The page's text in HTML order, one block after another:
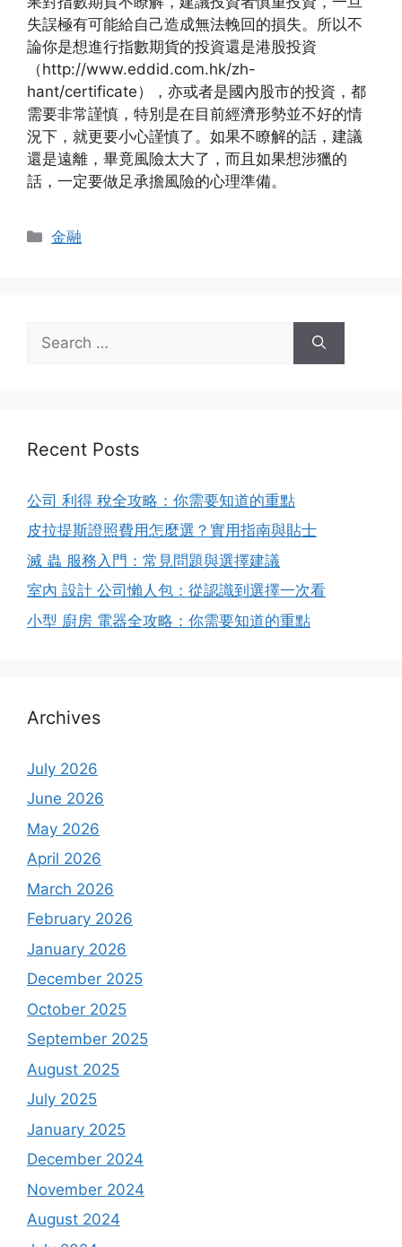
失誤極有可能給自己造成無法輓回的損失。所以不
論你是想進行指數期貨的投資還是港股投資
（http://www.eddid.com.hk/zh-
hant/certificate），亦或者是國內股市的投資，都
需要非常謹慎，特別是在目前經濟形勢並不好的情
況下，就更要小心謹慎了。如果不瞭解的話，建議
還是遠離，畢竟風險太大了，而且如果想涉獵的
話，一定要做足承擔風險的心理準備。
Categories
金融
for:
Recent Posts
公司 利得 稅全攻略：你需要知道的重點
皮拉提斯證照費用怎麼選？實用指南與貼士
滅 蟲 服務入門：常見問題與選擇建議
室內 設計 公司懶人包：從認識到選擇一次看
小型 廚房 電器全攻略：你需要知道的重點
Archives
July 2026
June 2026
May 2026
April 2026
March 2026
February 2026
January 2026
December 2025
October 2025
September 2025
August 2025
July 2025
January 2025
December 2024
November 2024
August 2024